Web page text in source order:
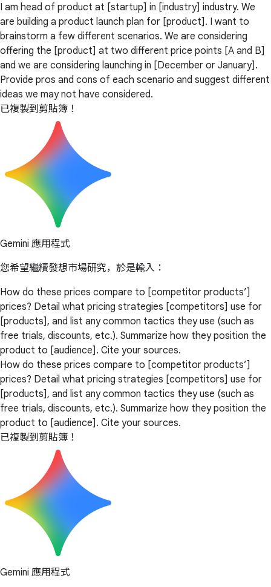
I am head of product at [startup] in [industry] industry. We
are building a product launch plan for [product]. I want to
brainstorm a few different scenarios. We are considering
offering the [product] at two different price points [A and B]
and we are considering launching in [December or January].
Provide pros and cons of each scenario and suggest different
ideas we may not have considered.
已複製到剪貼簿！
Gemini 應用程式
您希望繼續發想市場研究，於是輸入：
How do these prices compare to [competitor products’]
prices? Detail what pricing strategies [competitors] use for
[products], and list any common tactics they use (such as
free trials, discounts, etc.). Summarize how they position the
product to [audience]. Cite your sources.
How do these prices compare to [competitor products’]
prices? Detail what pricing strategies [competitors] use for
[products], and list any common tactics they use (such as
free trials, discounts, etc.). Summarize how they position the
product to [audience]. Cite your sources.
已複製到剪貼簿！
Gemini 應用程式